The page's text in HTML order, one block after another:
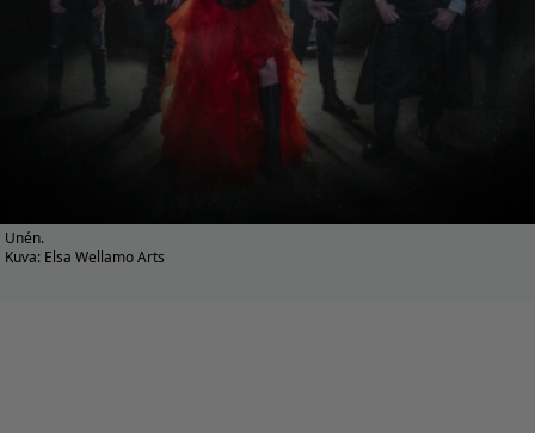
Unén.
Kuva: Elsa Wellamo Arts